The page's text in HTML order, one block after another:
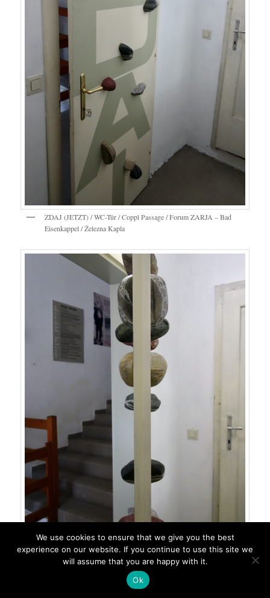
ZDAJ (JETZT) / WC-Tür / Coppl Passage / Forum ZARJA – Bad
Eisenkappel / Železna Kapla
We use cookies to ensure that we give you the best
experience on our website. If you continue to use this site we
will assume that you are happy with it.
Ok